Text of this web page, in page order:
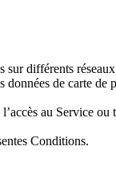
différents
de carte
au Service
Conditions.